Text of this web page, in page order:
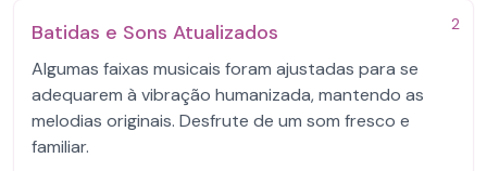
2
Batidas e Sons Atualizados
Algumas faixas musicais foram ajustadas para se
adequarem à vibração humanizada, mantendo as
melodias originais. Desfrute de um som fresco e
familiar.